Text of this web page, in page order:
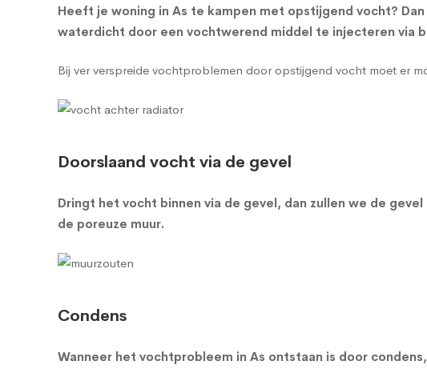
Heeft je woning in As te kampen met opstijgend vocht?
waterdicht door een vochtwerend middel te injecteren via
Bij ver verspreide vochtproblemen door opstijgend vocht moet er
Doorslaand vocht via de gevel
Dringt het vocht binnen via de gevel, dan zullen we de
de poreuze muur.
Condens
Wanneer het vochtprobleem in As ontstaan is door